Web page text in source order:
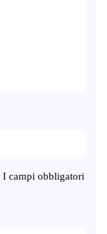
I campi obbligatori